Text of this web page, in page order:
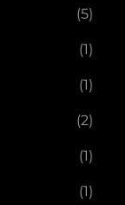
(5)
(1)
(1)
(2)
(1)
(1)